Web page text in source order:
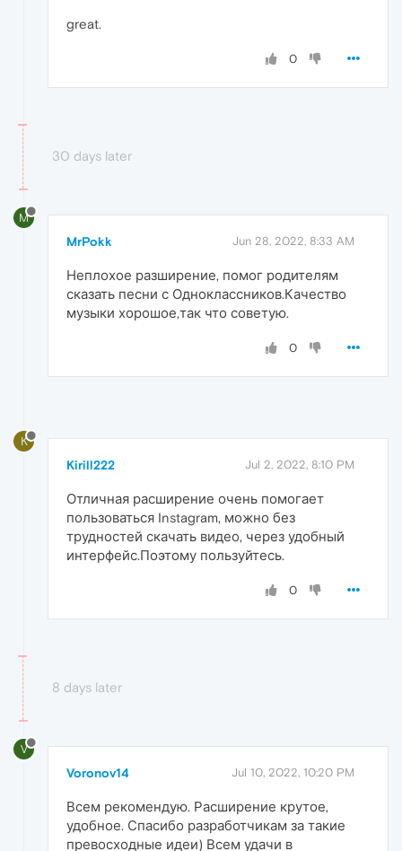
great.
0
30 days later
M
MrPokk Jun 28, 2022, 8:33 AM
Неплохое разширение, помог родителям
сказать песни с Одноклассников.Качество
музыки хорошое,так что советую.
0
K
Kirill222 Jul 2, 2022, 8:10 PM
Отличная расширение очень помогает
пользоваться Instagram, можно без
трудностей скачать видео, через удобный
интерфейс.Поэтому пользуйтесь.
0
8 days later
V
Voronov14 Jul 10, 2022, 10:20 PM
Всем рекомендую. Расширение крутое,
удобное. Спасибо разработчикам за такие
превосходные идеи) Всем удачи в